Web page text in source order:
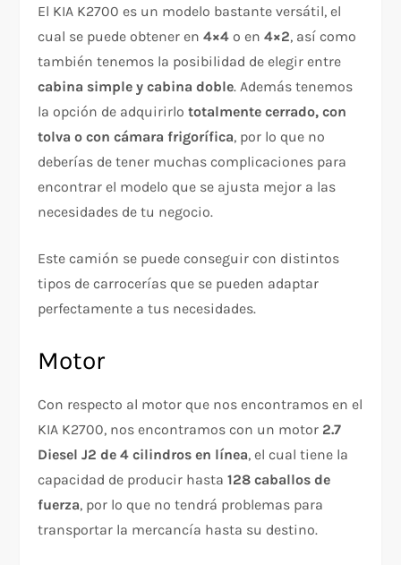
El KIA K2700 es un modelo bastante versátil, el
cual se puede obtener en4×4 o en4×2, así como
también tenemos la posibilidad de elegir entre
cabina simple y cabina doble. Además tenemos
la opción de adquirirlototalmente cerrado, con
tolva o con cámara frigorífica, por lo que no
deberías de tener muchas complicaciones para
encontrar el modelo que se ajusta mejor a las
necesidades de tu negocio.
Este camión se puede conseguir con distintos
tipos de carrocerías que se pueden adaptar
perfectamente a tus necesidades.
Motor
Con respecto al motor que nos encontramos en el
KIA K2700, nos encontramos con un motor 2.7
Diesel J2 de 4 cilindros en línea, el cual tiene la
capacidad de producir hasta128 caballos de
fuerza, por lo que no tendrá problemas para
transportar la mercancía hasta su destino.